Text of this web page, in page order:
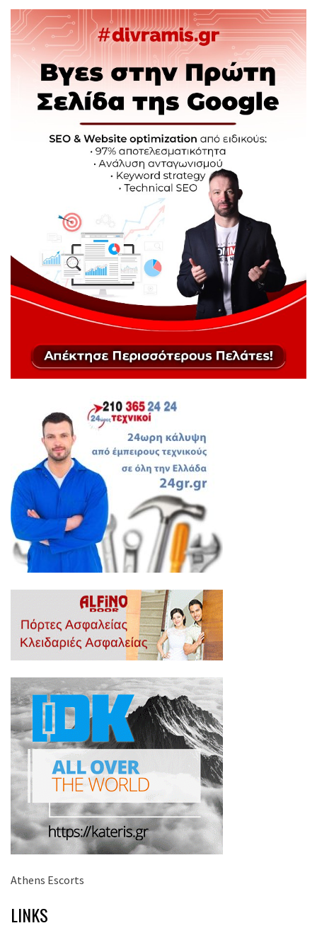
Athens Escorts
LINKS